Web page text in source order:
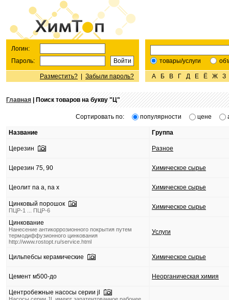
Логин:
Пароль:
Разместить? Забыли пароль?
товары/услуги
А Б В Г Д Е Ё Ж З
Главная | Поиск товаров на букву "Ц"
Сортировать по: популярности цене
Название Группа
Церезин Разное
Церезин 75, 90 Химическое сырье
Цеолит na a, na x Химическое сырье
Цинковый порошок
ПЦР-1 ... ПЦР-6 Химическое сырье
Цинкование
Нанесение антикоррозионного покрытия путем
термодиффузионного цинкования
http://www.rostopt.ru/service.html
Услуги
Цильпебсы керамические Химическое сырье
Цемент м500-до Неорганическая химия
Центробежные насосы серии jl